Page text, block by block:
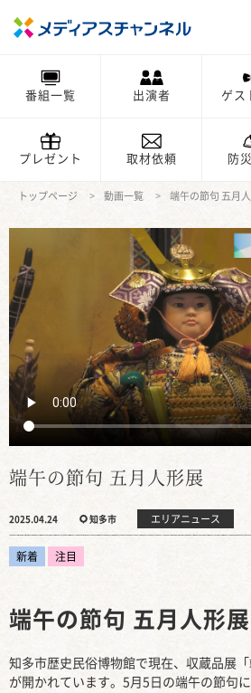
番組一覧 出演者 ゲス
プレゼント 取材依頼 防
トップページ 動画一覧 端午の節句 五月
端午の節句 五月人形展
2025.04.24 知多市 エリアニュース
新着 注目
端午の節句 五月人形展
知多市歴史民俗博物館で現在、収蔵品展「
が開かれています。5月5日の端午の節句